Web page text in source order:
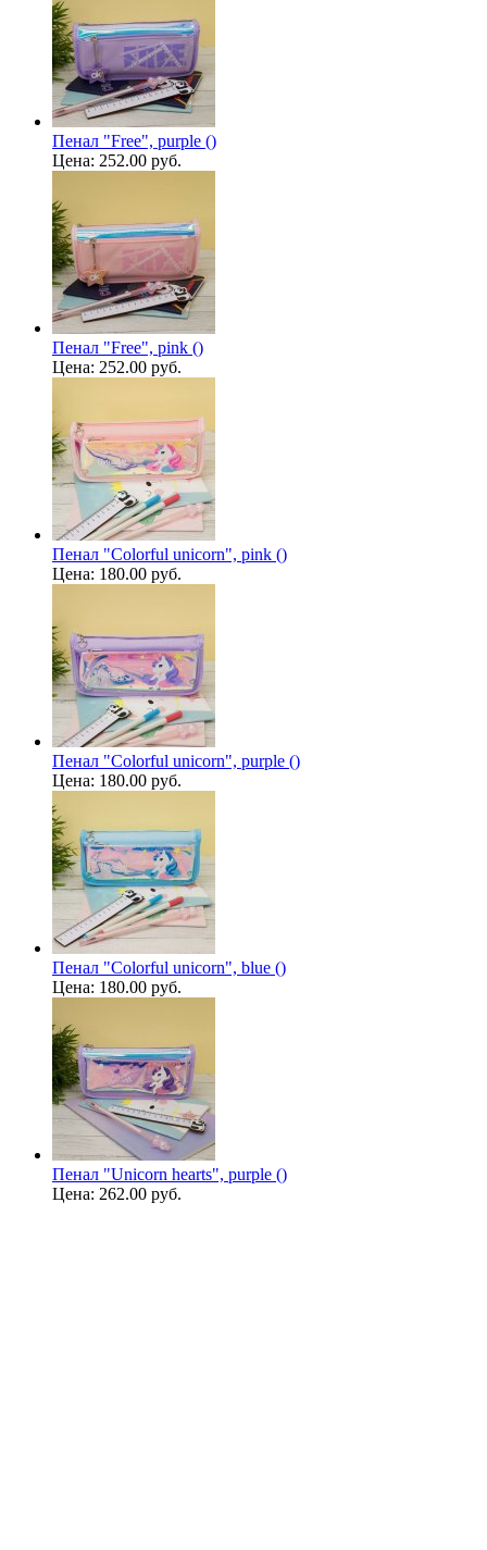
Пенал "Free", purple ()
Цена: 252.00 руб.
Пенал "Free", pink ()
Цена: 252.00 руб.
Пенал "Colorful unicorn", pink ()
Цена: 180.00 руб.
Пенал "Colorful unicorn", purple ()
Цена: 180.00 руб.
Пенал "Colorful unicorn", blue ()
Цена: 180.00 руб.
Пенал "Unicorn hearts", purple ()
Цена: 262.00 руб.